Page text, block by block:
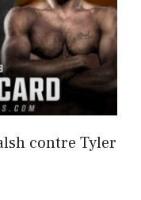
contre Tyler